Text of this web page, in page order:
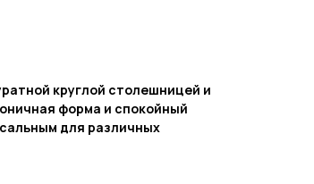
круглой столешницей и
форма и спокойный
для различных